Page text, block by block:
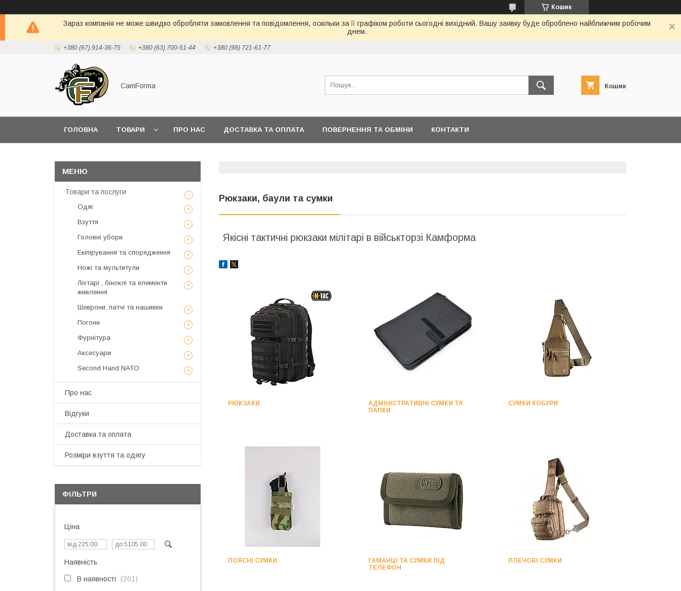
Кошик
Зараз компанія не може швидко обробляти замовлення та повідомлення, оскільки за її графіком роботи сьогодні вихідний. Вашу заявку буде оброблено найближчим робочим
днем.
+380 (67) 914-36-75 +380 (63) 700-51-44 +380 (98) 721-61-77
CamForma Кошик
ГОЛОВНА ТОВАРИ ПРО НАС ДОСТАВКА ТА ОПЛАТА ПОВЕРНЕННЯ ТА ОБМІНИ КОНТАКТИ
Рюкзаки, баули та сумки
Якісні тактичні рюкзаки мілітарі в військторзі Камформа
РЮКЗАКИ
АДМІНІСТРАТИВНІ СУМКИ ТА
ПАПКИ
СУМКИ КОБУРИ
ПОЯСНІ СУМКИ
ГАМАНЦІ ТА СУМКИ ПІД
ТЕЛЕФОН
ПЛЕЧОВІ СУМКИ
Товари та послуги
Одяг
Взуття
Головні убори
Екіпірування та спорядження
Ножі та мультитули
Ліхтарі , біноклі та елементи
живлення
Шеврони, патчі та нашивки
Погони
Фурнітура
Аксесуари
Second Hand NATO
Про нас
Відгуки
Доставка та оплата
Розміри взуття та одягу
ФІЛЬТРИ
Ціна
Наявність
В наявності 201